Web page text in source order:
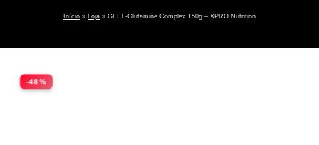
Início » Loja » GLT L-Glutamine Complex 150g – XPRO Nutrition
-48%